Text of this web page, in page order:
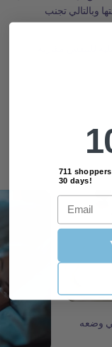
وبالتالي تجنب
للتنفس مقارنة
وضعه
711
30 days!
Email